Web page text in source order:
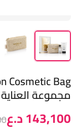
Cosmetic Bag
مجموعة
143,100 د.ع